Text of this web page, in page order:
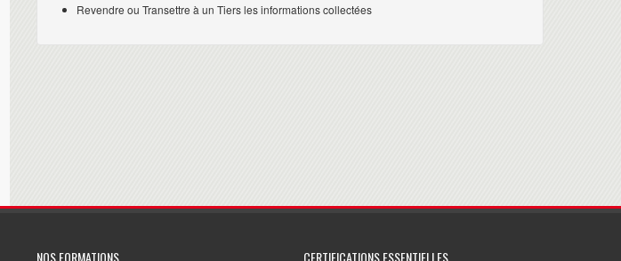
Revendre ou Transettre à un Tiers les informations collectées
NOS FORMATIONS CERTIFICATIONS ESSENTIELLES